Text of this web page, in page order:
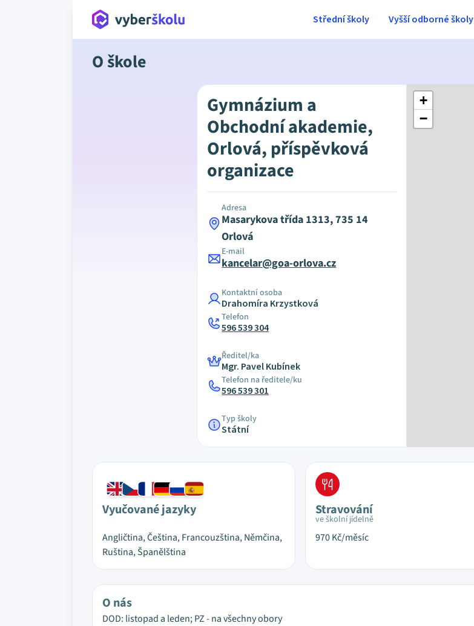
Střední školy Vyšší odborné školy
O škole
Gymnázium a
Obchodní akademie,
Orlová, příspěvková
organizace
Adresa
Masarykova třída 1313, 735 14
Orlová
E-mail
kancelar@goa-orlova.cz
Kontaktní osoba
Drahomíra Krzystková
Telefon
596 539 304
Ředitel/ka
Mgr. Pavel Kubínek
Telefon na ředitele/ku
596 539 301
Typ školy
Státní
+
−
Vyučované jazyky
Angličtina, Čeština, Francouzština, Němčina,
Ruština, Španělština
Stravování
ve školní jídelně
970Kč/měsíc
O nás
DOD: listopad a leden; PZ - na všechny obory